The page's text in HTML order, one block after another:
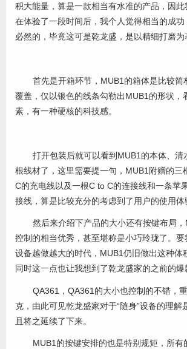
积大能量，算是一款相当有水准的产品，因此
在体验了一段时间后，我个人觉得相当的成
必然的，毕竟这可是乾龙盛，是以精细打磨为
首先是开箱环节，MUB1的箱体是比较简
覆盖，仅以银色的线条勾勒出MUB1的形状，
素，有一种硬核的科技感。
打开包装后就可以看到MUB1的本体、清
根线材了，这里需要提一句，MUB1附赠的三
C的充电线以及一根C to C的连接线和一条苹
接线，算是比较充分的考虑到了用户的使用体
然后来介绍下产品的大小还有按键布局
控制的相当优秀，甚至堪称是小巧玲珑了。
设备越做越大的时代，MUB1仍旧做出这种体
同时这一点也让我想到了乾龙盛家的之前的爆
QA361，QA361的大小也控制的不错，
克，由此可见乾龙盛家对于“随身”设备的理解
且将之延续了下来。
MUB1的按键安排的也是特别规矩，所有